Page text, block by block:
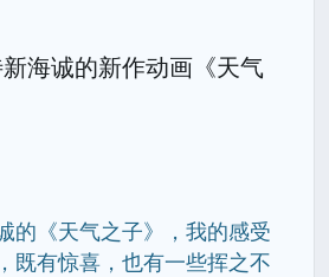
海诚的新作动画《天气
的《天气之子》，我的感受
既有惊喜，也有一些挥之不